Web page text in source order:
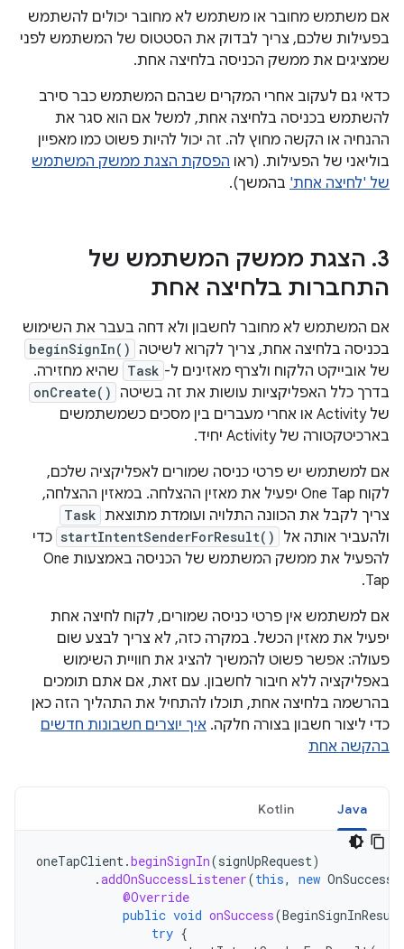
אם משתמש מחובר או משתמש לא מחובר יכולים להשתמש
בפעילות שלכם, צריך לבדוק את הסטטוס של המשתמש לפני
שמציגים את ממשק הכניסה בלחיצה אחת.
כדאי גם לעקוב אחרי המקרים שבהם המשתמש כבר סירב
להשתמש בכניסה בלחיצה אחת, למשל אם הוא סגר את
ההנחיה או הקשה מחוץ לה. זה יכול להיות פשוט כמו מאפיין
בוליאני של הפעילות. (ראו הפסקת הצגת ממשק המשתמש
של 'לחיצה אחת' בהמשך).
3
. הצגת ממשק המשתמש של
התחברות בלחיצה אחת
אם המשתמש לא מחובר לחשבון ולא דחה בעבר את השימוש
בכניסה בלחיצה אחת, צריך לקרוא לשיטה
beginSignIn()
של אובייקט הלקוח ולצרף מאזינים ל- Task שהיא מחזירה.
בדרך כלל האפליקציות עושות את זה בשיטה
onCreate()
של Activity או אחרי מעברים בין מסכים כשמשתמשים
בארכיטקטורה של Activity יחיד.
אם למשתמש יש פרטי כניסה שמורים לאפליקציה שלכם,
לקוח One Tap יפעיל את מאזין ההצלחה. במאזין ההצלחה,
צריך לקבל את הכוונה התלויה ועומדת מתוצאת Task
ולהעביר אותה אל startIntentSenderForResult() כדי
להפעיל את ממשק המשתמש של הכניסה באמצעות One
Tap.
אם למשתמש אין פרטי כניסה שמורים, לקוח לחיצה אחת
יפעיל את מאזין הכשל. במקרה כזה, לא צריך לבצע שום
פעולה: אפשר פשוט להמשיך להציג את חוויית השימוש
באפליקציה ללא חיבור לחשבון. עם זאת, אם אתם תומכים
בהרשמה בלחיצה אחת, תוכלו להתחיל את התהליך הזה כאן
כדי ליצור חשבון בצורה חלקה. איך יוצרים חשבונות חדשים
בהקשה אחת
Java
Kotlin
oneTapClient.beginSignIn(signUpRequest)
.addOnSuccessListener(this, new
@Override
public void onSuccess(BeginSignInResult
try {